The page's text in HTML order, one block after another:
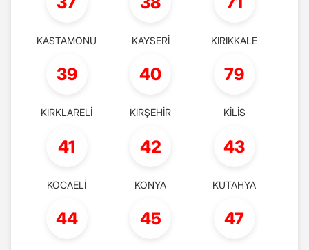
KASTAMONU KAYSERİ KIRIKKALE
39
KIRKLARELİ
40
KIRŞEHİR
79
KİLİS
41
KOCAELİ
42
KONYA
43
KÜTAHYA
44 45 47